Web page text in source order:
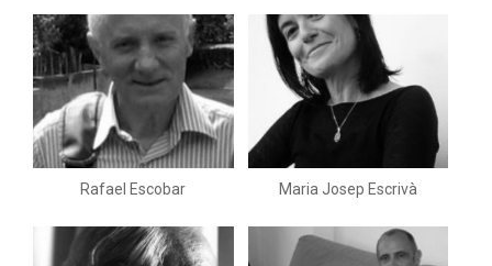
Rafael Escobar Maria Josep Escrivà